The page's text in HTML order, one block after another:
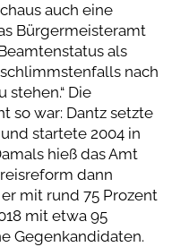
auch eine
Bürgermeisteramt
als
nach
stehen.“ Die
so war: Dantz setzte
startete 2004 in
hieß das Amt
dann
mit rund 75 Prozent
mit etwa 95
Gegenkandidaten.